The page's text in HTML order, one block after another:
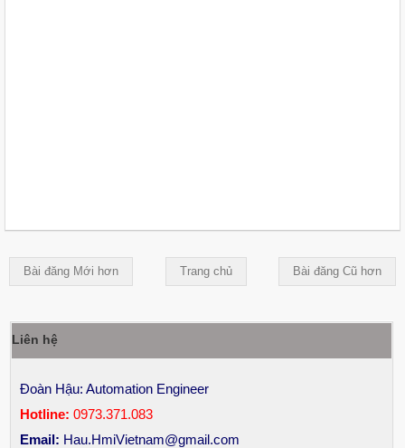
Bài đăng Mới hơn Bài đăng Cũ hơn
Trang chủ
Liên hệ
Đoàn Hậu: Automation Engineer
Hotline: 0973.371.083
Email: Hau.HmiVietnam@gmail.com